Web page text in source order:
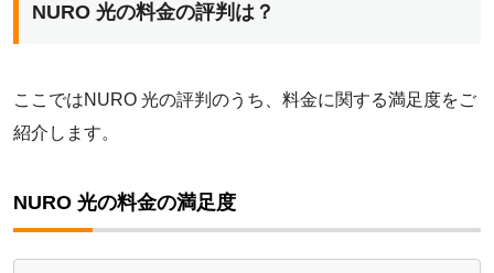
NURO 光の料金の評判は？
ここではNURO 光の評判のうち、料金に関する満足度をご
紹介します。
NURO 光の料金の満足度